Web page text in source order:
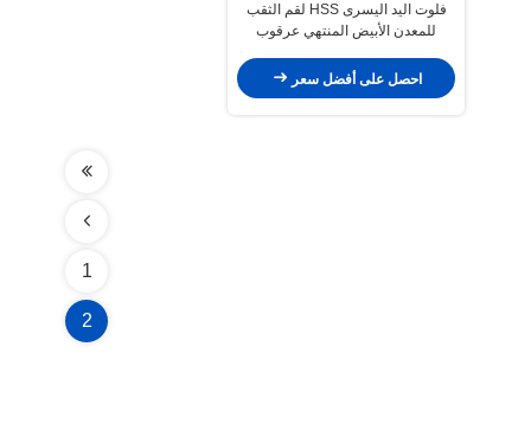
فلوت اليد اليسرى HSS لقم الثقب
للمعدن الأبيض المنتهي عرقوب
احصل على أفضل سعر
1
2